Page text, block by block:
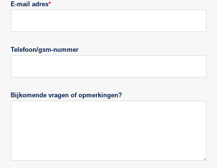
E-mail adres*
Telefoon/gsm-nummer
Bijkomende vragen of opmerkingen?